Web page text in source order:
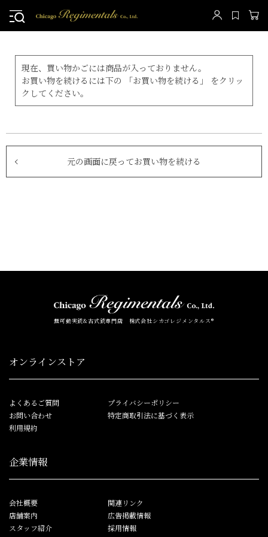
現在、買い物かごには商品が入っておりません。
お買い物を続けるには下の 「お買い物を続ける」 をクリッ
クしてください。
元の画面に戻ってお買い物を続ける
無可動実銃&古式銃専門店 株式会社シカゴレジメンタルス®
オンラインストア
よくあるご質問
お問い合わせ
利用規約
プライバシーポリシー
特定商取引法に基づく表示
企業情報
会社概要
店舗案内
スタッフ紹介
関連リンク
広告掲載情報
採用情報